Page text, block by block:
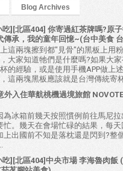
Blog Archives
吃][北區404] 你寄過紅茶牌嗎?原
傳承，我的童年回憶~(台中美食
這兩塊擦到都"見骨"的黑板上用
大家知道牠們是什麼嗎?如果大
的經驗，或是使用手機APP做上
這兩塊黑板應該就是台灣傳統寄
外入住華航桃機過境旅館
為冰箱前幾天按照慣例前往馬尼
忙。幾天在會場忙碌的結果，每
上出國前不知是落枕還是閃到?整
吃][北區404]中央市場 李海魯肉飯